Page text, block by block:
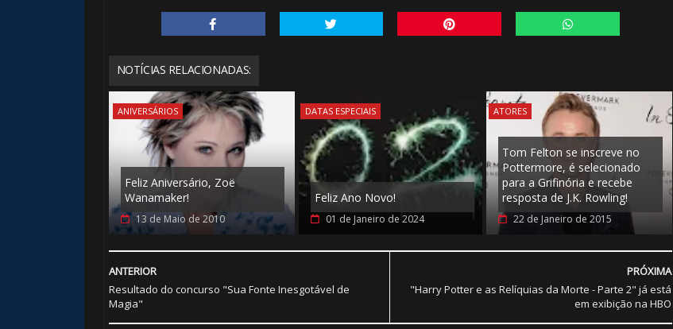
NOTÍCIAS RELACIONADAS:
ANIVERSÁRIOS
Feliz Aniversário, Zoë
Wanamaker!
13 de Maio de 2010
DATAS ESPECIAIS
Feliz Ano Novo!
01 de Janeiro de 2024
ATORES
Tom Felton se inscreve no
Pottermore, é selecionado
para a Grifinória e recebe
resposta de J.K. Rowling!
22 de Janeiro de 2015
PRÓXIMA
"Harry Potter e as Relíquias da Morte - Parte 2" já está
em exibição na HBO
ANTERIOR
Resultado do concurso "Sua Fonte Inesgotável de
Magia"